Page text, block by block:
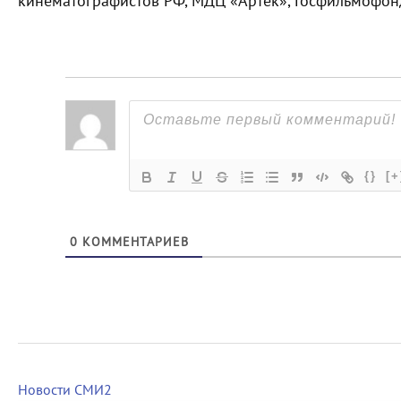
{} [+]
0 КОММЕНТАРИЕВ
Новости СМИ2